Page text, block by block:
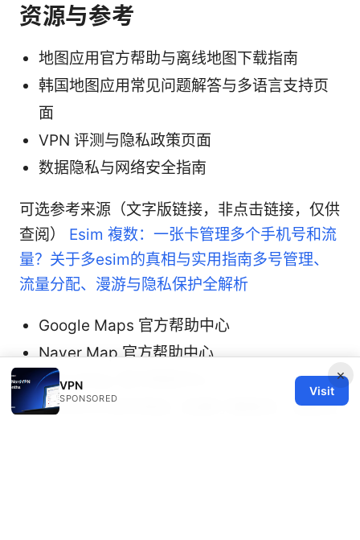
资源与参考
地图应用官方帮助与离线地图下载指南
韩国地图应用常见问题解答与多语言支持页
面
VPN 评测与隐私政策页面
数据隐私与网络安全指南
可选参考来源（文字版链接，非点击链接，仅供
查阅） Esim 複数：一张卡管理多个手机号和流
量？关于多esim的真相与实用指南多号管理、
流量分配、漫游与隐私保护全解析
Google Maps 官方帮助中心
Naver Map 官方帮助中心
KakaoMap 官方帮助中心
NordVPN 官方网站（如需了解更多，请前往
×
VPN
SPONSORED
Visit